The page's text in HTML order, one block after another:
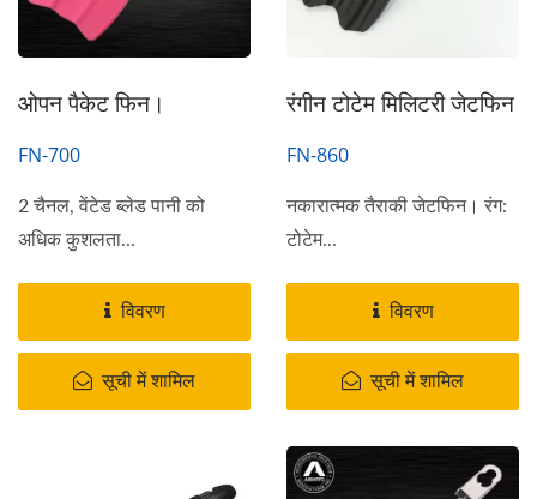
ओपन पैकेट फिन।
FN-700
2 चैनल, वेंटेड ब्लेड पानी को
अधिक कुशलता...
विवरण
सूची में शामिल
रंगीन टोटेम मिलिटरी जेटफिन
FN-860
नकारात्मक तैराकी जेटफिन। रंग:
टोटेम...
विवरण
सूची में शामिल